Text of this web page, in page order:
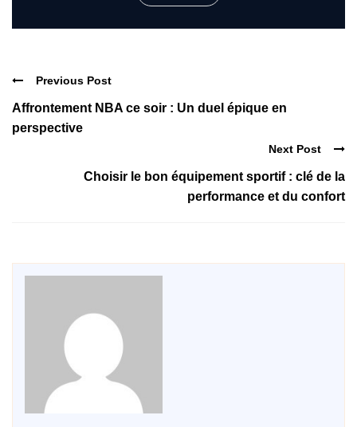
Previous Post
Affrontement NBA ce soir : Un duel épique en
perspective
Next Post
Choisir le bon équipement sportif : clé de la
performance et du confort